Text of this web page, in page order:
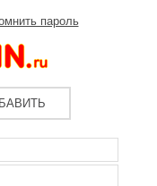
пароль